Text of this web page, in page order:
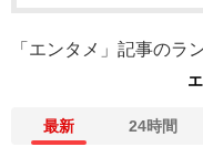
「エンタメ」記事のラ
最新 24時間